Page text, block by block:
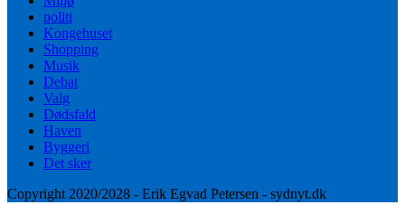
politi
Kongehuset
Shopping
Musik
Debat
Valg
Dødsfald
Haven
Byggeri
Det sker
Copyright 2020/2028 - Erik Egvad Petersen - sydnyt.dk